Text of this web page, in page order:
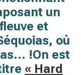
un
et
où
!On est
« Hard